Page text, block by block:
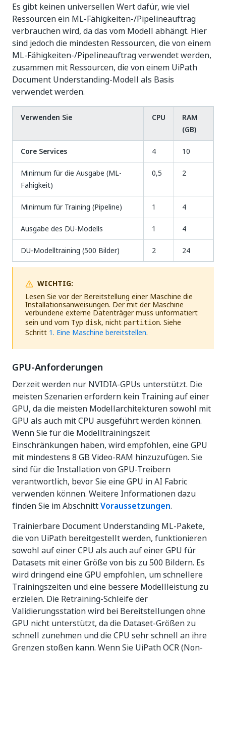
Es gibt keinen universellen Wert dafür, wie viel
Ressourcen ein ML-Fähigkeiten-/Pipelineauftrag
verbrauchen wird, da das vom Modell abhängt. Hier
sind jedoch die mindesten Ressourcen, die von einem
ML-Fähigkeiten-/Pipelineauftrag verwendet werden,
zusammen mit Ressourcen, die von einem UiPath
Document Understanding-Modell als Basis
verwendet werden.
Verwenden Sie CPU
RAM
(GB)
Core Services 4 10
Minimum für die Ausgabe (ML-
Fähigkeit)
0,5 2
Minimum für Training (Pipeline) 1 4
Ausgabe des DU-Modells 1 4
DU-Modelltraining (500 Bilder) 2 24
WICHTIG:
Lesen Sie vor der Bereitstellung einer Maschine die
Installationsanweisungen. Der mit der Maschine
verbundene externe Datenträger muss unformatiert
sein und vom Typ disk, nicht partition. Siehe
Schritt 1. Eine Maschine bereitstellen.
GPU-Anforderungen
Derzeit werden nur NVIDIA-GPUs unterstützt. Die
meisten Szenarien erfordern kein Training auf einer
GPU, da die meisten Modellarchitekturen sowohl mit
GPU als auch mit CPU ausgeführt werden können.
Wenn Sie für die Modelltrainingszeit
Einschränkungen haben, wird empfohlen, eine GPU
mit mindestens 8 GB Video-RAM hinzuzufügen. Sie
sind für die Installation von GPU-Treibern
verantwortlich, bevor Sie eine GPU in AI Fabric
verwenden können. Weitere Informationen dazu
finden Sie im AbschnittVoraussetzungen.
Trainierbare Document Understanding ML-Pakete,
die von UiPath bereitgestellt werden, funktionieren
sowohl auf einer CPU als auch auf einer GPU für
Datasets mit einer Größe von bis zu 500 Bildern. Es
wird dringend eine GPU empfohlen, um schnellere
Trainingszeiten und eine bessere Modellleistung zu
erzielen. Die Retraining-Schleife der
Validierungsstation wird bei Bereitstellungen ohne
GPU nicht unterstützt, da die Dataset-Größen zu
schnell zunehmen und die CPU sehr schnell an ihre
Grenzen stoßen kann. Wenn Sie UiPath OCR (Non-